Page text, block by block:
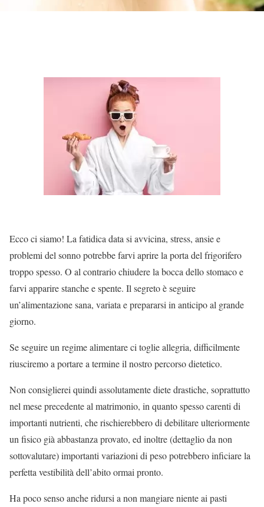
Ecco ci siamo! La fatidica data si avvicina, stress, ansie e
problemi del sonno potrebbe farvi aprire la porta del frigorifero
troppo spesso. O al contrario chiudere la bocca dello stomaco e
farvi apparire stanche e spente. Il segreto è seguire
un’alimentazione sana, variata e prepararsi in anticipo al grande
giorno.
Se seguire un regime alimentare ci toglie allegria, difficilmente
riusciremo a portare a termine il nostro percorso dietetico.
Non consiglierei quindi assolutamente diete drastiche, soprattutto
nel mese precedente al matrimonio, in quanto spesso carenti di
importanti nutrienti, che rischierebbero di debilitare ulteriormente
un fisico già abbastanza provato, ed inoltre (dettaglio da non
sottovalutare) importanti variazioni di peso potrebbero inficiare la
perfetta vestibilità dell’abito ormai pronto.
Ha poco senso anche ridursi a non mangiare niente ai pasti